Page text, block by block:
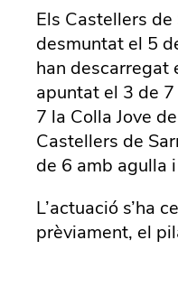
Els Castellers
desmuntat el 5
han descarregat
apuntat el 3 de
7 la Colla Jove
Castellers de
de 6 amb agulla
L’actuació s’ha
prèviament, el